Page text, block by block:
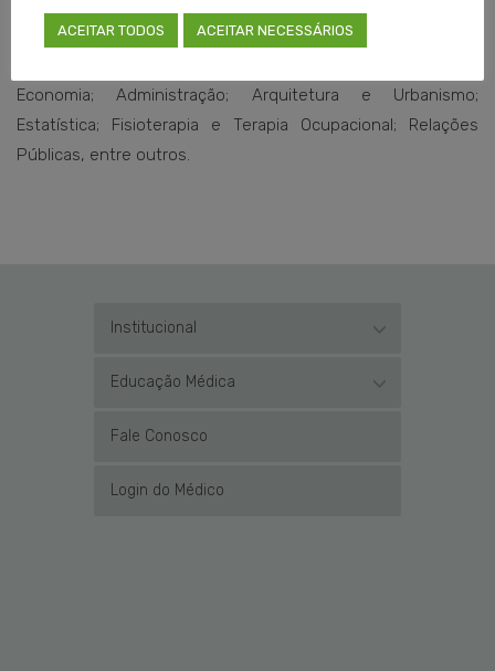
Participam do Fórum-RS os conselhos de Medicina;
Economia; Administração; Arquitetura e Urbanismo;
Estatística; Fisioterapia e Terapia Ocupacional; Relações
Públicas, entre outros.
Institucional
Educação Médica
Fale Conosco
Login do Médico
ACEITAR TODOS ACEITAR NECESSÁRIOS